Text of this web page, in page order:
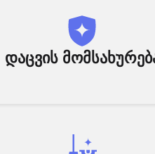
დაცვის